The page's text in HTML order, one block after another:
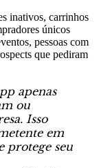
inativos, carrinhos
únicos
pessoas com
que pediram
apenas
ou
Isso
em
protege seu